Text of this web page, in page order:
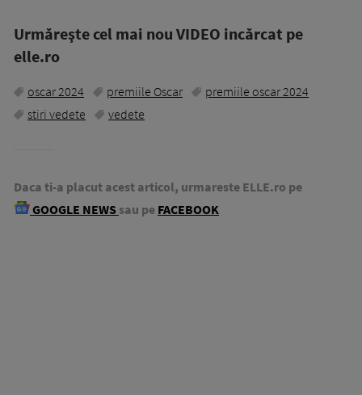
Urmăreşte cel mai nou VIDEO incărcat pe
elle.ro
oscar 2024 premiile Oscar
premiile oscar 2024
stiri vedete
vedete
Daca ti-a placut acest articol, urmareste ELLE.ro pe
GOOGLE NEWS sau pe FACEBOOK